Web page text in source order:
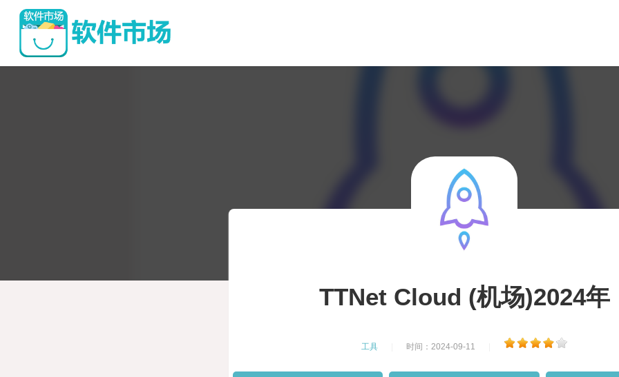
TTNet Cloud (机场)2024年
工具 时间：2024-09-11